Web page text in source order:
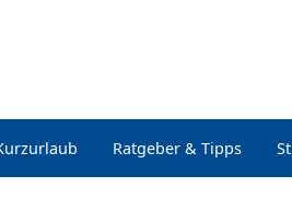
Ratgeber & Tipps